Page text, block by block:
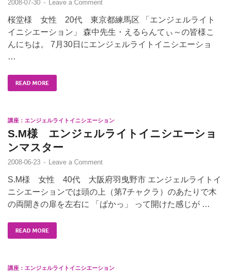
2008-07-30 - Leave a Comment
桜堂様 女性 20代 東京都練馬区 「エンジェルライト
イニシエーション」 森中先生・えるらんてぃ～の皆様こ
んにちは。 7月30日にエンジェルライトイニシエーショ
…
READ MORE
講座：エンジェルライトイニシエーション
S.M様 エンジェルライトイニシエーショ
ンマスター
2008-06-23 - Leave a Comment
S.M様 女性 40代 大阪府羽曳野市 エンジェルライトイ
ニシエーションでは頭の上（第7チャクラ）のあたりで木
の両開きの扉を左右に 「ぱかっ」 って開けた感じが …
READ MORE
講座：エンジェルライトイニシエーション